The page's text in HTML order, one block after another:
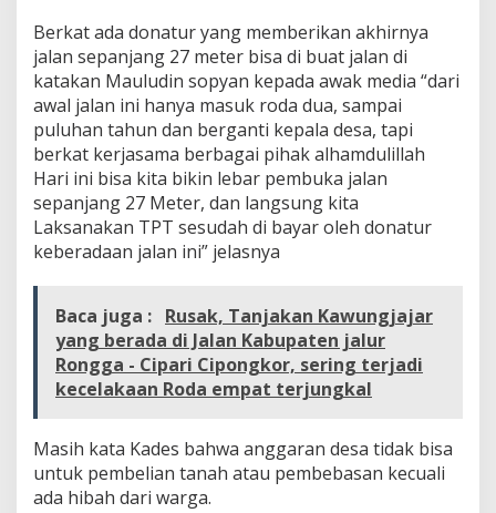
l
m
K
e
c
a
m
a
t
a
n
o
n
g
k
K
B
B
Berkat ada donatur yang memberikan akhirnya
jalan sepanjang 27 meter bisa di buat jalan di
katakan Mauludin sopyan kepada awak media “dari
awal jalan ini hanya masuk roda dua, sampai
puluhan tahun dan berganti kepala desa, tapi
berkat kerjasama berbagai pihak alhamdulillah
Hari ini bisa kita bikin lebar pembuka jalan
sepanjang 27 Meter, dan langsung kita
Laksanakan TPT sesudah di bayar oleh donatur
keberadaan jalan ini” jelasnya
Baca juga : Rusak, Tanjakan Kawungjajar
yang berada di Jalan Kabupaten jalur
Rongga - Cipari Cipongkor, sering terjadi
kecelakaan Roda empat terjungkal
Masih kata Kades bahwa anggaran desa tidak bisa
untuk pembelian tanah atau pembebasan kecuali
ada hibah dari warga.